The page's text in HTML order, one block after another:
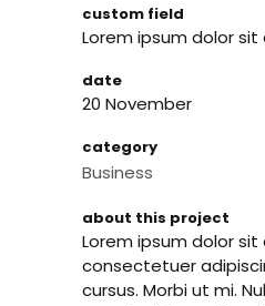
custom field
Lorem ipsum dolor
date
20 November
category
Business
about this project
Lorem ipsum dolor
consectetuer
cursus. Morbi ut mi.